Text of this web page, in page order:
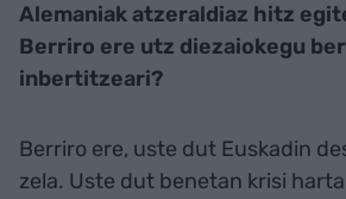
Alemaniak atzeraldiaz hitz
Berriro ere utz diezaiokegu
inbertitzeari?
Berriro ere, uste dut Euskadin
zela. Uste dut benetan krisi